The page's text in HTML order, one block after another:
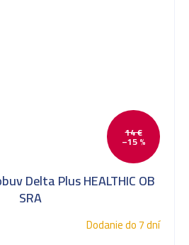
14 €
–15 %
Delta Plus HEALTHIC OB
SRA
Dodanie do 7 dní